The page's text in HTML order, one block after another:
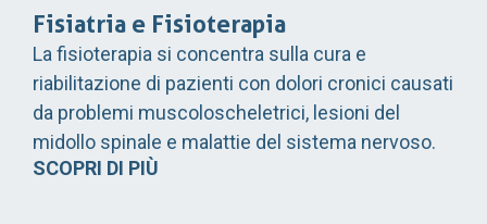
Fisiatria e Fisioterapia
La fisioterapia si concentra sulla cura e
riabilitazione di pazienti con dolori cronici causati
da problemi muscoloscheletrici, lesioni del
midollo spinale e malattie del sistema nervoso.
SCOPRI DI PIÙ